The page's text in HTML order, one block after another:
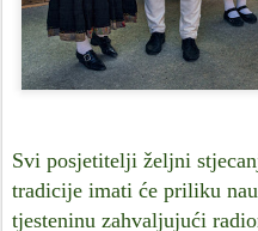
Svi posjetitelji željni
tradicije imati će priliku
tjesteninu zahvaljujući